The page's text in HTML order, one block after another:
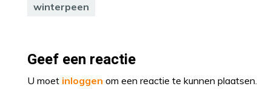
winterpeen
Geef een reactie
U moet inloggen om een reactie te kunnen plaatsen.